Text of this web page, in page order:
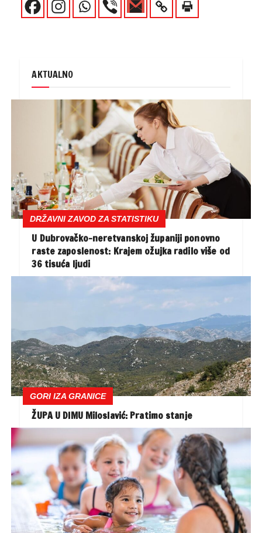
AKTUALNO
DRŽAVNI ZAVOD ZA STATISTIKU
U Dubrovačko-neretvanskoj županiji ponovno
raste zaposlenost: Krajem ožujka radilo više od
36 tisuća ljudi
GORI IZA GRANICE
ŽUPA U DIMU Miloslavić: Pratimo stanje